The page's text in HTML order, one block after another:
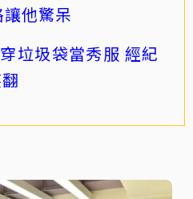
他驚呆
垃圾袋當秀服 經紀